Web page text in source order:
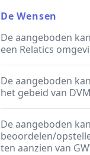
De Wensen
De aangeboden
een Relatics
De aangeboden
het gebeid van
De aangeboden
beoordelen/
ten aanzien van